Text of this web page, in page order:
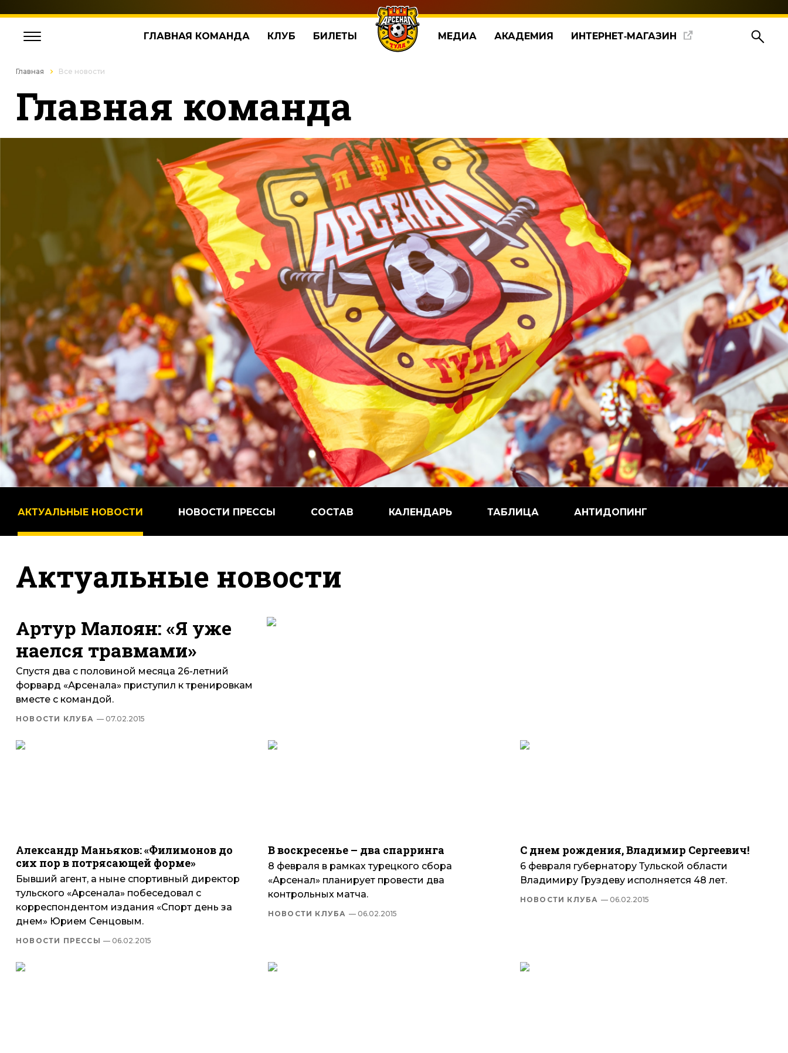
ГЛАВНАЯ КОМАНДА КЛУБ БИЛЕТЫ МЕДИА АКАДЕМИЯ ИНТЕРНЕТ‑МАГАЗИН
Главная Все новости
Главная команда
АКТУАЛЬНЫЕ НОВОСТИ НОВОСТИ ПРЕССЫ СОСТАВ КАЛЕНДАРЬ ТАБЛИЦА АНТИДОПИНГ
Актуальные новости
Артур Малоян: «Я уже
наелся травмами»
Спустя два с половиной месяца 26-летний
форвард «Арсенала» приступил к тренировкам
вместе с командой.
НОВОСТИ КЛУБА — 07.02.2015
Александр Маньяков: «Филимонов до
сих пор в потрясающей форме»
Бывший агент, а ныне спортивный директор
тульского «Арсенала» побеседовал с
корреспондентом издания «Спорт день за
днем» Юрием Сенцовым.
НОВОСТИ ПРЕССЫ — 06.02.2015
В воскресенье – два спарринга
8 февраля в рамках турецкого сбора
«Арсенал» планирует провести два
контрольных матча.
НОВОСТИ КЛУБА — 06.02.2015
С днем рождения, Владимир Сергеевич!
6 февраля губернатору Тульской области
Владимиру Груздеву исполняется 48 лет.
НОВОСТИ КЛУБА — 06.02.2015